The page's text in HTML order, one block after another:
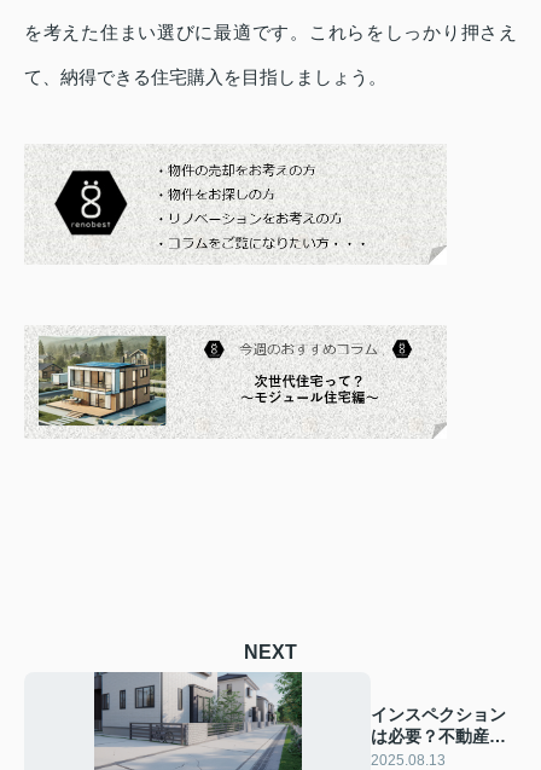
を考えた住まい選びに最適です。これらをしっかり押さえ
て、納得できる住宅購入を目指しましょう。
NEXT
インスペクション
は必要？不動産購
入時の物件購入ポ
2025.08.13